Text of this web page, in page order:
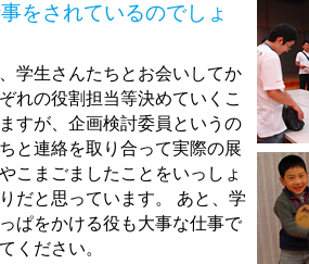
をされているのでしょ
学生さんたちとお会いしてか
れの役割担当等決めていくこ
すが、企画検討委員というの
と連絡を取り合って実際の展
こまごましたことをいっしょ
だと思っています。 あと、学
ぱをかける役も大事な仕事で
ください。